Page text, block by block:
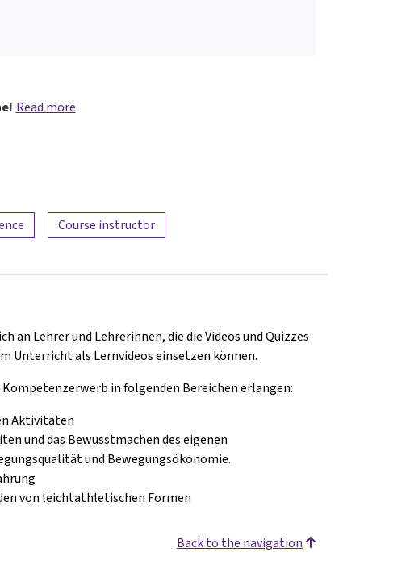
Read more
Course instructor
an Lehrer und Lehrerinnen, die die Videos und Quizzes
Unterricht als Lernvideos einsetzen können.
in folgenden Bereichen erlangen:
Aktivitäten
und das Bewusstmachen des eigenen
und Bewegungsökonomie.
von leichtathletischen Formen
Back to the navigation